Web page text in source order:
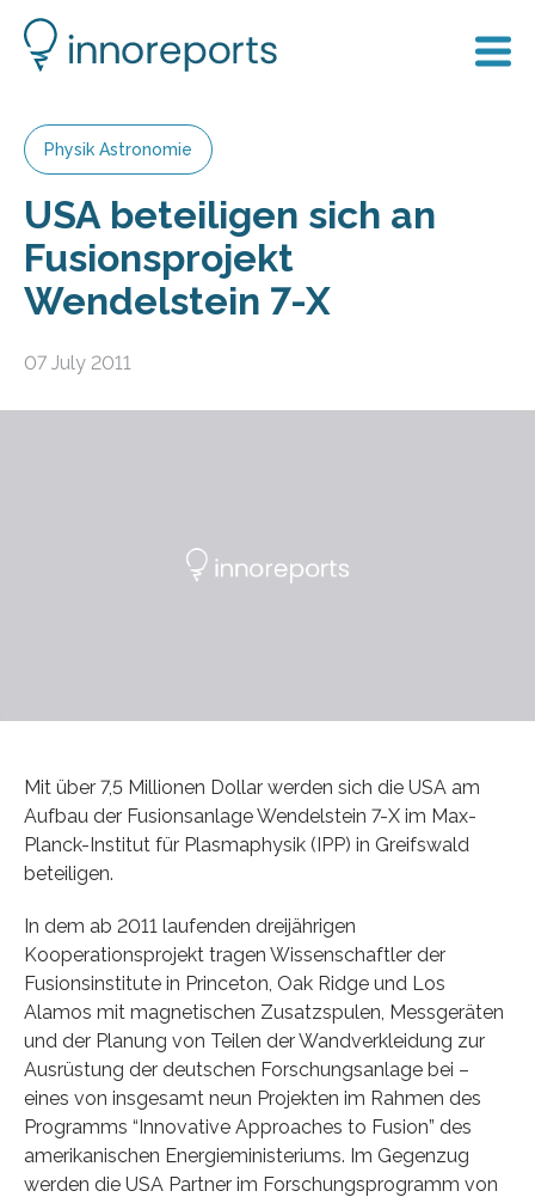
Physik Astronomie
USA beteiligen sich an
Fusionsprojekt
Wendelstein 7-X
07 July 2011
Mit über 7,5 Millionen Dollar werden sich die USA am
Aufbau der Fusionsanlage Wendelstein 7-X im Max-
Planck-Institut für Plasmaphysik (IPP) in Greifswald
beteiligen.
In dem ab 2011 laufenden dreijährigen
Kooperationsprojekt tragen Wissenschaftler der
Fusionsinstitute in Princeton, Oak Ridge und Los
Alamos mit magnetischen Zusatzspulen, Messgeräten
und der Planung von Teilen der Wandverkleidung zur
Ausrüstung der deutschen Forschungsanlage bei –
eines von insgesamt neun Projekten im Rahmen des
Programms “Innovative Approaches to Fusion” des
amerikanischen Energieministeriums. Im Gegenzug
werden die USA Partner im Forschungsprogramm von